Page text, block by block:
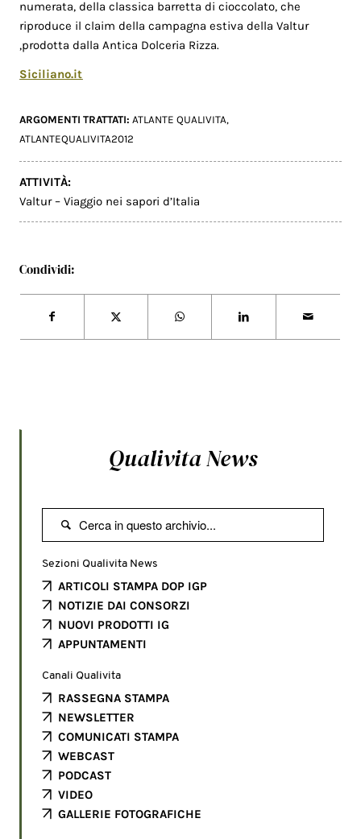
numerata, della classica barretta di cioccolato, che
riproduce il claim della campagna estiva della Valtur
,prodotta dalla Antica Dolceria Rizza.
Siciliano.it
ARGOMENTI TRATTATI:ATLANTE QUALIVITA,
ATLANTEQUALIVITA2012
ATTIVITÀ:
Valtur – Viaggio nei sapori d’Italia
Condividi:
Qualivita News

Sezioni Qualivita News
ARTICOLI STAMPA DOP IGP
NOTIZIE DAI CONSORZI
NUOVI PRODOTTI IG
APPUNTAMENTI
Canali Qualivita
RASSEGNA STAMPA
NEWSLETTER
COMUNICATI STAMPA
WEBCAST
PODCAST
VIDEO
GALLERIE FOTOGRAFICHE